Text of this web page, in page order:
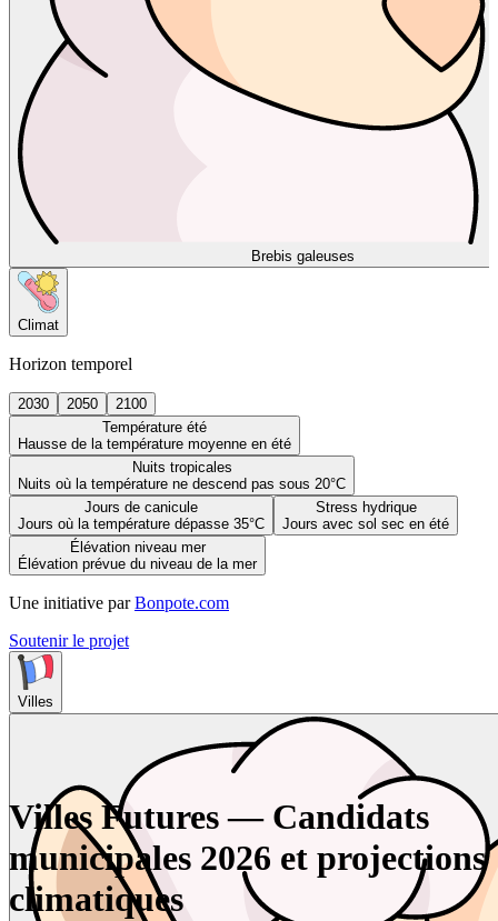
Brebis galeuses
Climat
Horizon temporel
2030 2050
2100
Température été
Hausse de la température moyenne en été
Nuits tropicales
Nuits où la température ne descend pas sous 20°C
Jours de canicule
Jours où la température dépasse 35°C
Stress hydrique
Jours avec sol sec en été
Élévation niveau mer
Élévation prévue du niveau de la mer
Une initiative par Bonpote.com
Soutenir le projet
Villes
Villes Futures — Candidats
municipales 2026 et projections
climatiques